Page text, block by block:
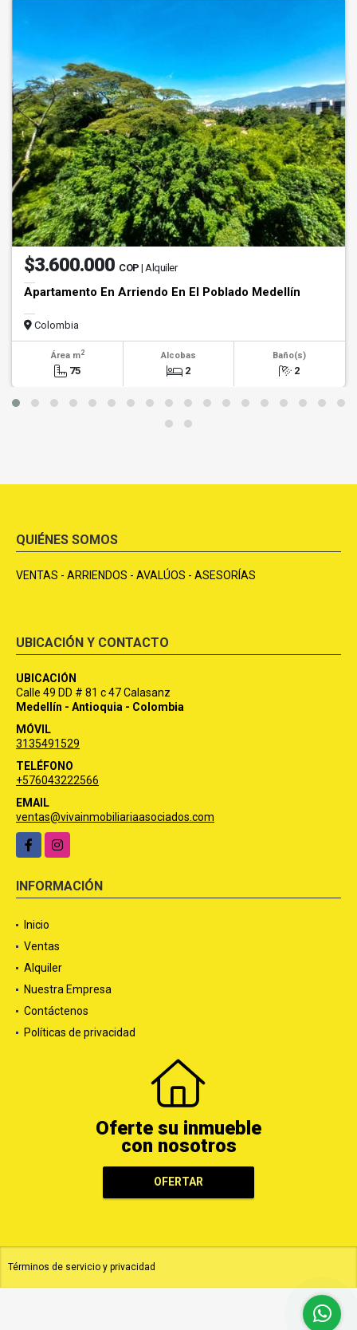
$3.600.000 COP | Alquiler
Apartamento En Arriendo En El Poblado Medellín
Colombia
Área m2
75
Alcobas
2
Baño(s)
2
QUIÉNES SOMOS
VENTAS - ARRIENDOS - AVALÚOS - ASESORÍAS
UBICACIÓN Y CONTACTO
UBICACIÓN
Calle 49 DD # 81 c 47 Calasanz
Medellín - Antioquia - Colombia
MÓVIL
3135491529
TELÉFONO
+576043222566
EMAIL
ventas@vivainmobiliariaasociados.com
FacebookInstagram
INFORMACIÓN
Inicio
Ventas
Alquiler
Nuestra Empresa
Contáctenos
Políticas de privacidad
Oferte su inmueble
con nosotros
OFERTAR
Términos de servicio y privacidad